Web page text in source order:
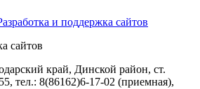
и поддержка сайтов
сайтов
край, Динской район, ст.
тел.: 8(86162)6-17-02 (приемная),